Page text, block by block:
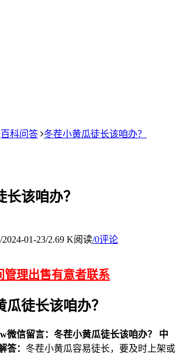
百科问答 冬茬小黄瓜徒长该咱办？
该咱办？
/2024-01-23/2.69 K阅读/0评论
管理出售有意者联系
徒长该咱办？
微信留言：冬茬小黄瓜徒长该咱办？
中
答： 冬茬小黄瓜容易徒长，要及时上架或